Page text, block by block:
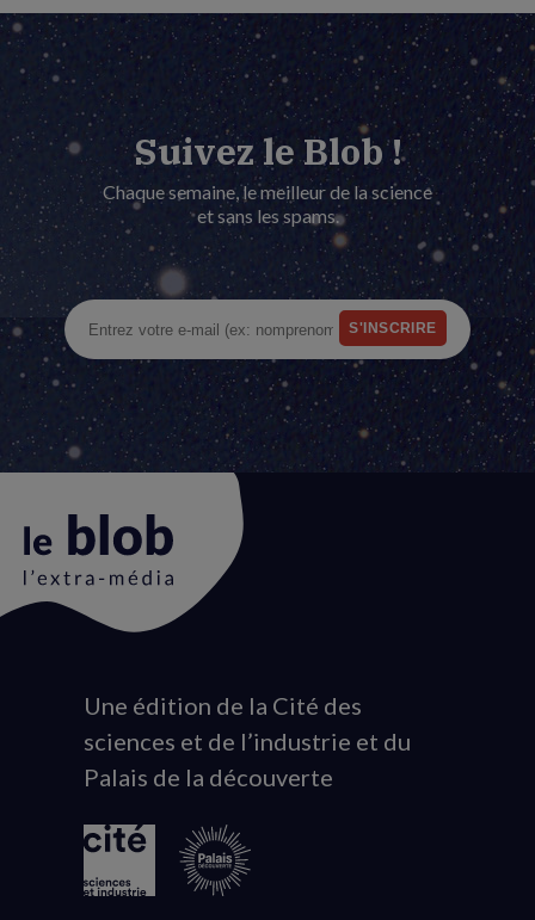
Suivez le Blob !
Chaque semaine, le meilleur de la science
et sans les spams.
Animation
du
logo
Une édition de la Cité des
sciences et de l’industrie et du
Palais de la découverte